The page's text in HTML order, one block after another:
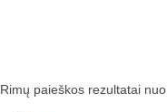
Rimų paieškos rezultatai nuo